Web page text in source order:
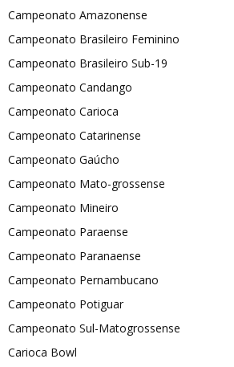
Campeonato Amazonense
Campeonato Brasileiro Feminino
Campeonato Brasileiro Sub-19
Campeonato Candango
Campeonato Carioca
Campeonato Catarinense
Campeonato Gaúcho
Campeonato Mato-grossense
Campeonato Mineiro
Campeonato Paraense
Campeonato Paranaense
Campeonato Pernambucano
Campeonato Potiguar
Campeonato Sul-Matogrossense
Carioca Bowl